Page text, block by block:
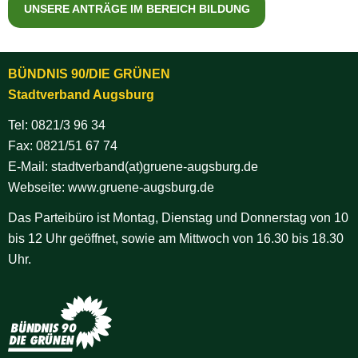
UNSERE ANTRÄGE IM BEREICH BILDUNG
BÜNDNIS 90/DIE GRÜNEN
Stadtverband Augsburg
Tel: 0821/3 96 34
Fax: 0821/51 67 74
E-Mail: stadtverband(at)gruene-augsburg.de
Webseite: www.gruene-augsburg.de
Das Parteibüro ist Montag, Dienstag und Donnerstag von 10
bis 12 Uhr geöffnet, sowie am Mittwoch von 16.30 bis 18.30
Uhr.